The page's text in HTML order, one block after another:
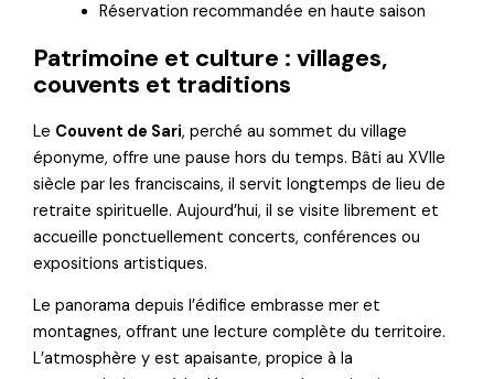
Réservation recommandée en haute saison
Patrimoine et culture : villages,
couvents et traditions
Le Couvent de Sari, perché au sommet du village
éponyme, offre une pause hors du temps. Bâti au XVIIe
siècle par les franciscains, il servit longtemps de lieu de
retraite spirituelle. Aujourd’hui, il se visite librement et
accueille ponctuellement concerts, conférences ou
expositions artistiques.
Le panorama depuis l’édifice embrasse mer et
montagnes, offrant une lecture complète du territoire.
L’atmosphère y est apaisante, propice à la